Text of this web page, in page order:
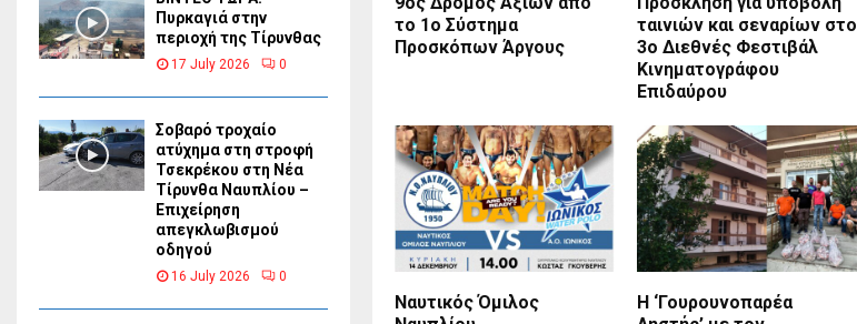
το 1ο Σύστημα
Προσκόπων Άργους
ταινιών και σεναρίων στο
3ο Διεθνές Φεστιβάλ
Κινηματογράφου
Επιδαύρου
Ναυτικός Όμιλος
Η ‘Γουρουνοπαρέα
Πυρκαγιά στην
περιοχή της Τίρυνθας
17 July 2026 0
Σοβαρό τροχαίο
ατύχημα στη στροφή
Τσεκρέκου στη Νέα
Τίρυνθα Ναυπλίου –
Επιχείρηση
απεγκλωβισμού
οδηγού
16 July 2026 0